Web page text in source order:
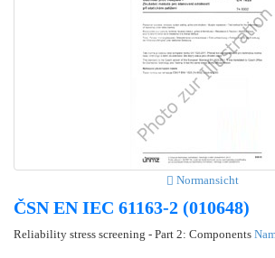
Normansicht
ČSN EN IEC 61163-2 (010648)
Reliability stress screening - Part 2: Components